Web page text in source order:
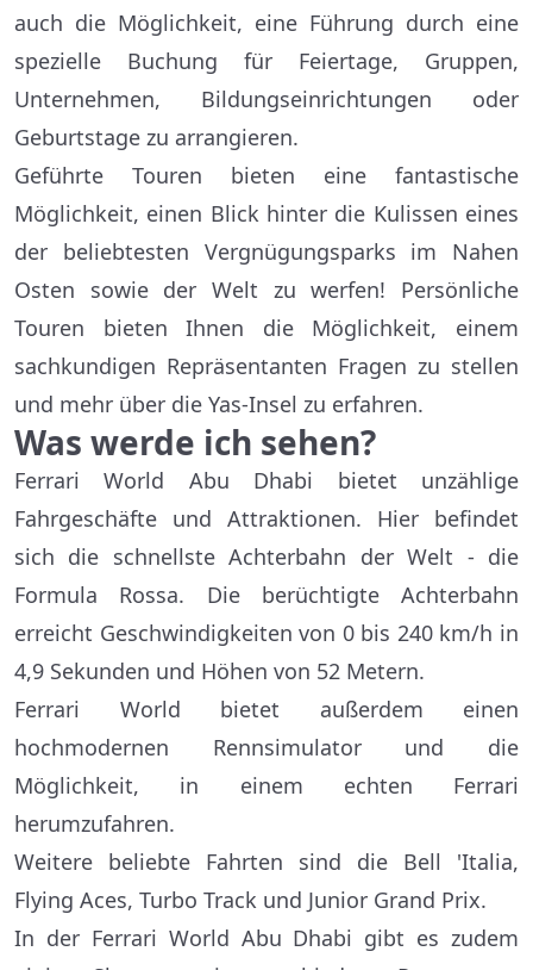
auch die Möglichkeit, eine Führung durch eine
spezielle Buchung für Feiertage, Gruppen,
Unternehmen, Bildungseinrichtungen oder
Geburtstage zu arrangieren.
Geführte Touren bieten eine fantastische
Möglichkeit, einen Blick hinter die Kulissen eines
der beliebtesten Vergnügungsparks im Nahen
Osten sowie der Welt zu werfen! Persönliche
Touren bieten Ihnen die Möglichkeit, einem
sachkundigen Repräsentanten Fragen zu stellen
und mehr über die Yas-Insel zu erfahren.
Was werde ich sehen?
Ferrari World Abu Dhabi bietet unzählige
Fahrgeschäfte und Attraktionen. Hier befindet
sich die schnellste Achterbahn der Welt - die
Formula Rossa. Die berüchtigte Achterbahn
erreicht Geschwindigkeiten von 0 bis 240 km/h in
4,9 Sekunden und Höhen von 52 Metern.
Ferrari World bietet außerdem einen
hochmodernen Rennsimulator und die
Möglichkeit, in einem echten Ferrari
herumzufahren.
Weitere beliebte Fahrten sind die Bell 'Italia,
Flying Aces, Turbo Track und Junior Grand Prix.
In der Ferrari World Abu Dhabi gibt es zudem